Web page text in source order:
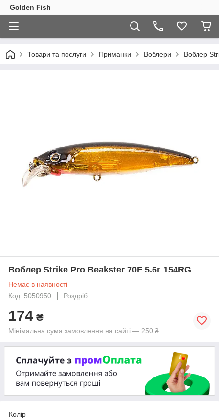
Golden Fish
Товари та послуги Приманки Воблери Воблер
Воблер Strike Pro Beakster 70F 5.6г 154RG
Немає в наявності
Код: 5050950
Роздріб
174 ₴
Мінімальна сума замовлення на сайті — 250 ₴
Колір